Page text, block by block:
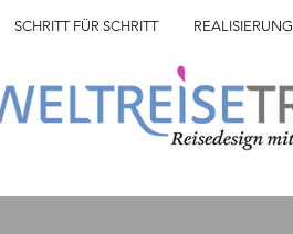
SCHRITT FÜR SCHRITT REALISIERUNG